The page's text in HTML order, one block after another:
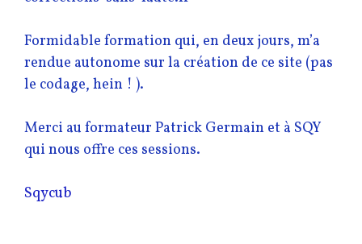
Formidable formation qui, en deux jours, m’a
rendue autonome sur la création de ce site (pas
le codage, hein ! ).
Merci au formateur Patrick Germain et à SQY
qui nous offre ces sessions.
Sqycub